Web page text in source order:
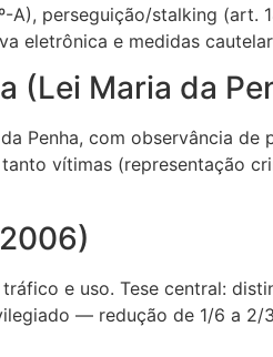
A), perseguição/stalking
eletrônica e medidas
(Lei Maria da
Penha, com observância
vítimas (representação
e uso. Tese central:
— redução de 1/6 a 2/